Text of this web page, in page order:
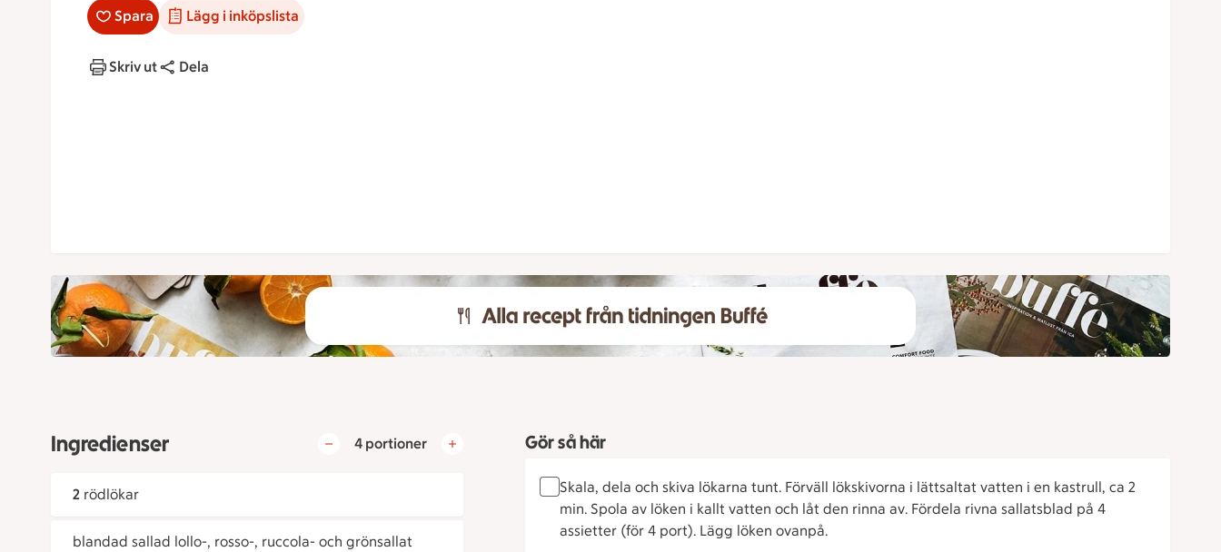
Spara Lägg i inköpslista
Skriv ut Dela
Ingredienser 4 portioner
2 rödlökar
blandad sallad lollo-, rosso-, ruccola- och grönsallat
Gör så här
Skala, dela och skiva lökarna tunt. Förväll lökskivorna i lättsaltat vatten i en kastrull, ca 2
min. Spola av löken i kallt vatten och låt den rinna av. Fördela rivna sallatsblad på 4
assietter (för 4 port). Lägg löken ovanpå.